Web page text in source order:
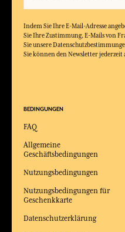
Indem Sie Ihre E-Mail-Adresse
Sie Ihre Zustimmung, E-Mails von
Sie unsere
Sie können den Newsletter jederzeit
BEDINGUNGEN
FAQ
Allgemeine
Geschäftsbedingungen
Nutzungsbedingungen
Nutzungsbedingungen für
Geschenkkarte
Datenschutzerklärung